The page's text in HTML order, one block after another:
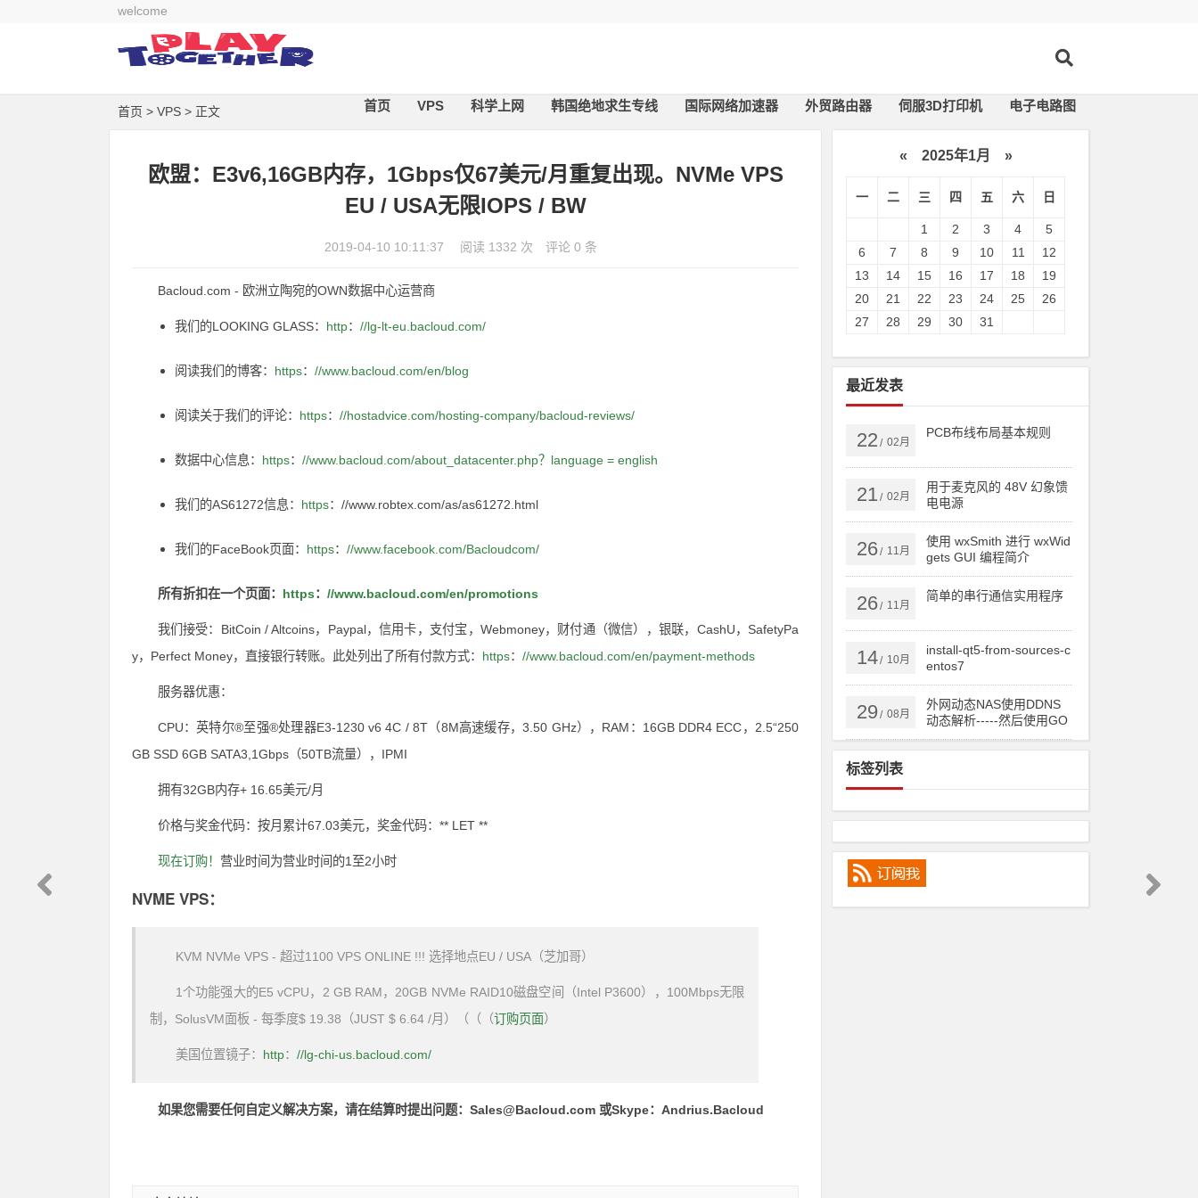
welcome
首页 VPS 科学上网 韩国绝地求生专线 国际网络加速器 外贸路由器 伺服3D打印机 电子电路图
首页 > VPS > 正文
欧盟：E3v6,16GB内存，1Gbps仅67美元/月重复出现。NVMe VPS
EU / USA无限IOPS / BW
2019-04-10 10:11:37 阅读 1332 次 评论 0 条
Bacloud.com - 欧洲立陶宛的OWN数据中心运营商
我们的LOOKING GLASS： http： //lg-lt-eu.bacloud.com/
阅读我们的博客： https： //www.bacloud.com/en/blog
阅读关于我们的评论： https： //hostadvice.com/hosting-company/bacloud-reviews/
数据中心信息： https： //www.bacloud.com/about_datacenter.php？language = english
我们的AS61272信息： https：//www.robtex.com/as/as61272.html
我们的FaceBook页面： https： //www.facebook.com/Bacloudcom/
所有折扣在一个页面： https： //www.bacloud.com/en/promotions
我们接受：BitCoin / Altcoins，Paypal，信用卡，支付宝，Webmoney，财付通（微信），银联，CashU，SafetyPa
y，Perfect Money，直接银行转账。 此处列出了所有付款方式： https： //www.bacloud.com/en/payment-methods
服务器优惠：
CPU：英特尔®至强®处理器E3-1230 v6 4C / 8T（8M高速缓存，3.50 GHz），RAM：16GB DDR4 ECC，2.5“250
GB SSD 6GB SATA3,1Gbps（50TB流量），IPMI
拥有32GB内存+ 16.65美元/月
价格与奖金代码：按月累计67.03美元，奖金代码：** LET **
现在订购！ 营业时间为营业时间的1至2小时
NVME VPS：
KVM NVMe VPS - 超过1100 VPS ONLINE !!! 选择地点EU / USA（芝加哥）
1个功能强大的E5 vCPU，2 GB RAM，20GB NVMe RAID10磁盘空间（Intel P3600），100Mbps无限
制，SolusVM面板 - 每季度$ 19.38（JUST $ 6.64 /月）（（（订购页面）
美国位置镜子： http： //lg-chi-us.bacloud.com/
如果您需要任何自定义解决方案，请在结算时提出问题： Sales@Bacloud.com 或Skype：Andrius.Bacloud
« 2025年1月 »
一 二 三 四 五 六 日
1 2 3 4
5
6
7 8 9 10 11
12
13
14 15 16 17 18
19
20
21 22 23 24 25
26
27
28 29 30 31
最近发表
22 / 02月
PCB布线布局基本规则
21 / 02月
用于麦克风的 48V 幻象馈
电电源
26/ 11月
使用 wxSmith 进行 wxWid
gets GUI 编程简介
26/ 11月
简单的串行通信实用程序
14/ 10月
install-qt5-from-sources-c
entos7
29/ 08月
外网动态NAS使用DDNS
动态解析-----然后使用GO
DADDY跟踪IP实现顶级域
名或者二级域名直接实时
标签列表